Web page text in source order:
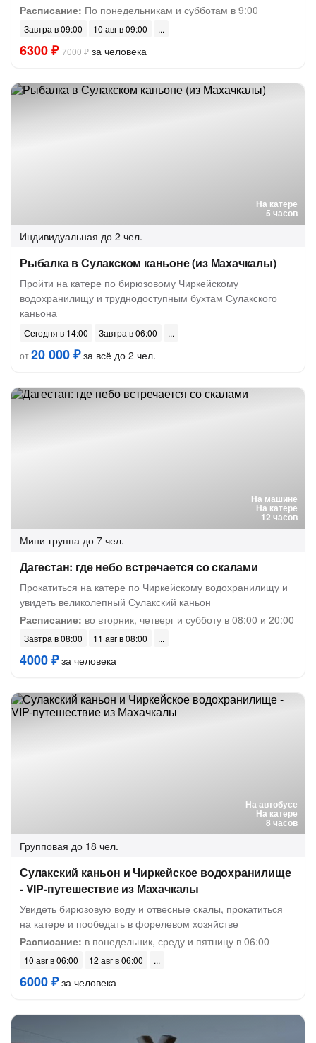
Расписание: По понедельникам и субботам в 9:00
Завтра в 09:00 10 авг в 09:00
6300 ₽ 7000 ₽ за человека
На катере
5 часов
Индивидуальная до 2 чел.
Рыбалка в Сулакском каньоне (из Махачкалы)
Пройти на катере по бирюзовому Чиркейскому
водохранилищу и труднодоступным бухтам Сулакского
каньона
Сегодня в 14:00
Завтра в 06:00
от20 000 ₽за всё до 2 чел.
На машине
На катере
12 часов
Мини-группа до 7 чел.
Дагестан: где небо встречается со скалами
Прокатиться на катере по Чиркейскому водохранилищу и
увидеть великолепный Сулакский каньон
Расписание: во вторник, четверг и субботу в 08:00 и 20:00
Завтра в 08:00 11 авг в 08:00
4000 ₽за человека
На автобусе
На катере
8 часов
Групповая до 18 чел.
Сулакский каньон и Чиркейское водохранилище
- VIP-путешествие из Махачкалы
Увидеть бирюзовую воду и отвесные скалы, прокатиться
на катере и пообедать в форелевом хозяйстве
Расписание: в понедельник, среду и пятницу в 06:00
10 авг в 06:00 12 авг в 06:00
6000 ₽за человека